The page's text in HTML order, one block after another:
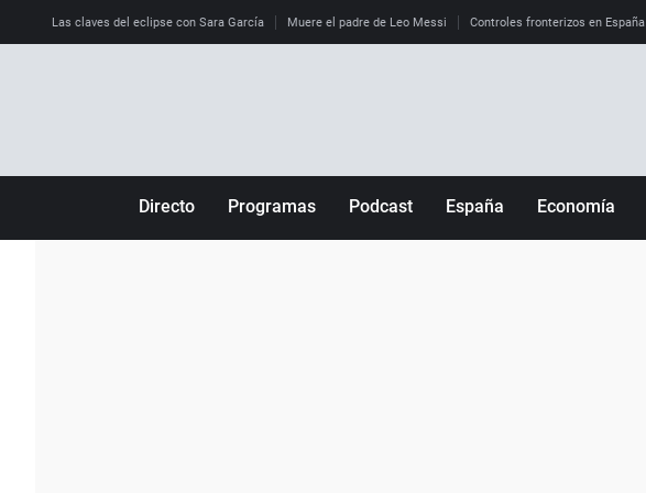
Las claves del eclipse con Sara García Muere el padre de Leo Messi Controles fronterizos en España
Directo Programas Podcast España Economía